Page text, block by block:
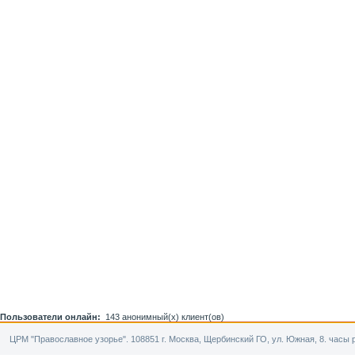
Пользователи онлайн: 143 анонимный(х) клиент(ов)
ЦРМ "Православное узорье". 108851 г. Москва, Щербинский ГО, ул. Южная, 8. часы